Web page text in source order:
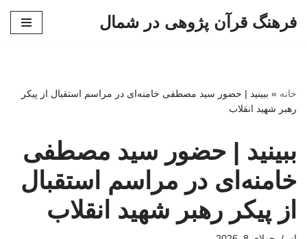
فرهنگ قرآن پژوهی در شمال
خانه » ببینید | حضور سید مصطفی خامنه‌ای در مراسم استقبال از پیکر
رهبر شهید انقلاب
ببینید | حضور سید مصطفی
خامنه‌ای در مراسم استقبال
از پیکر رهبر شهید انقلاب